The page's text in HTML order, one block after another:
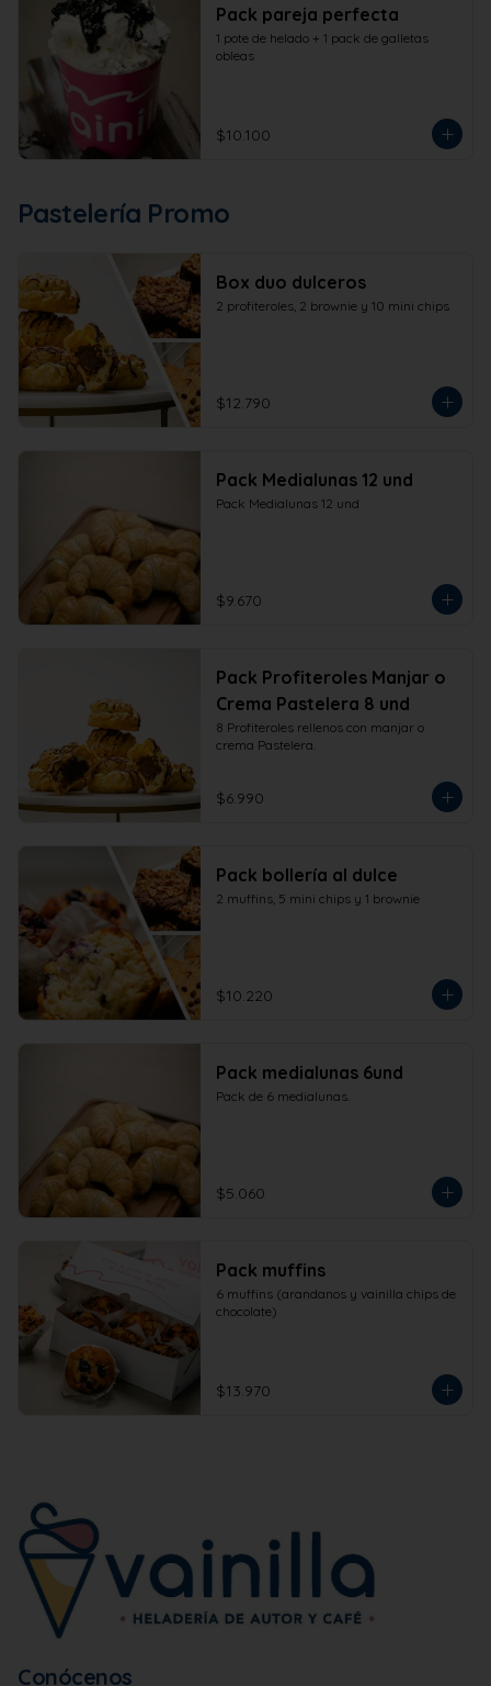
Pack pareja perfecta
1 pote de helado + 1 pack de galletas
obleas
$10.100
Pastelería Promo
Box duo dulceros
2 profiteroles, 2 brownie y 10 mini chips
$12.790
Pack Medialunas 12 und
Pack Medialunas 12 und
$9.670
Pack Profiteroles Manjar o
Crema Pastelera 8 und
8 Profiteroles rellenos con manjar o
crema Pastelera.
$6.990
Pack bollería al dulce
2 muffins, 5 mini chips y 1 brownie
$10.220
Pack medialunas 6und
Pack de 6 medialunas.
$5.060
Pack muffins
6 muffins (arandanos y vainilla chips de
chocolate)
$13.970
Conócenos